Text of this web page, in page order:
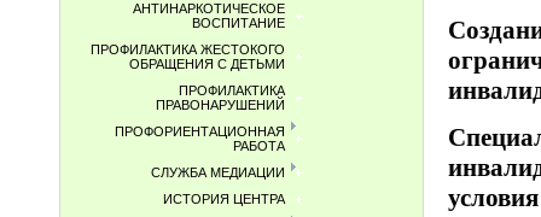
АНТИНАРКОТИЧЕСКОЕ
ВОСПИТАНИЕ
ПРОФИЛАКТИКА ЖЕСТОКОГО
ОБРАЩЕНИЯ С ДЕТЬМИ
ПРОФИЛАКТИКА
ПРАВОНАРУШЕНИЙ
ПРОФОРИЕНТАЦИОННАЯ
РАБОТА
СЛУЖБА МЕДИАЦИИ
ИСТОРИЯ ЦЕНТРА